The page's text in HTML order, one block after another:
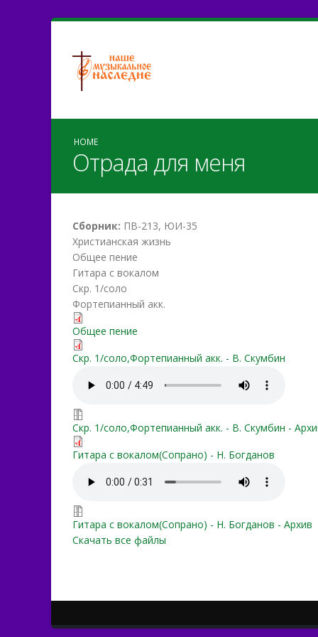
HOME
Отрада для меня
Сборник: ПВ-213, ЮИ-35
Христианская жизнь
Общее пение
Гитара с вокалом
Скр. 1/соло
Фортепианный акк.
otrada-dlya-menya-(213).pdf
Общее пение
otrada_dlja_menja.pdf
Скр. 1/соло,Фортепианный акк. - В. Скумбин
Отрада для меня.mp3
otrada_dlja_menja.zip
Скр. 1/соло,Фортепианный акк. - В. Скумбин -
Отрада для меня ЮИ
Гитара с вокалом(Сопрано) - Н. Богданов
Отрада для меня ЮИ
Гитара с вокалом(Сопрано) - Н. Богданов - Архив
Скачать все файлы